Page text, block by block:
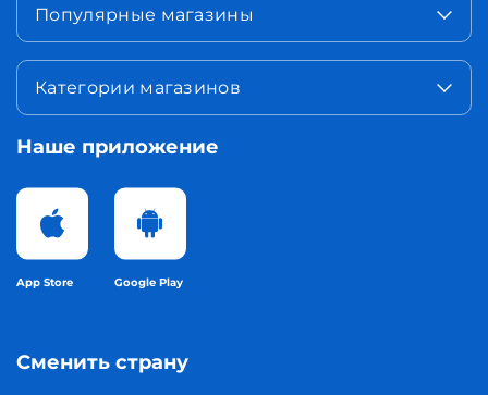
Популярные магазины
Категории магазинов
Наше приложение
App Store Google Play
Сменить страну